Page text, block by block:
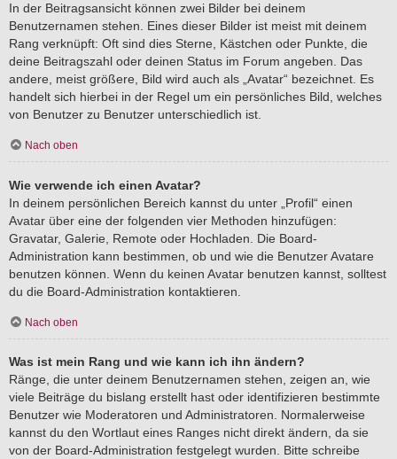
In der Beitragsansicht können zwei Bilder bei deinem
Benutzernamen stehen. Eines dieser Bilder ist meist mit deinem
Rang verknüpft: Oft sind dies Sterne, Kästchen oder Punkte, die
deine Beitragszahl oder deinen Status im Forum angeben. Das
andere, meist größere, Bild wird auch als „Avatar“ bezeichnet. Es
handelt sich hierbei in der Regel um ein persönliches Bild, welches
von Benutzer zu Benutzer unterschiedlich ist.
Nach oben
Wie verwende ich einen Avatar?
In deinem persönlichen Bereich kannst du unter „Profil“ einen
Avatar über eine der folgenden vier Methoden hinzufügen:
Gravatar, Galerie, Remote oder Hochladen. Die Board-
Administration kann bestimmen, ob und wie die Benutzer Avatare
benutzen können. Wenn du keinen Avatar benutzen kannst, solltest
du die Board-Administration kontaktieren.
Nach oben
Was ist mein Rang und wie kann ich ihn ändern?
Ränge, die unter deinem Benutzernamen stehen, zeigen an, wie
viele Beiträge du bislang erstellt hast oder identifizieren bestimmte
Benutzer wie Moderatoren und Administratoren. Normalerweise
kannst du den Wortlaut eines Ranges nicht direkt ändern, da sie
von der Board-Administration festgelegt wurden. Bitte schreibe